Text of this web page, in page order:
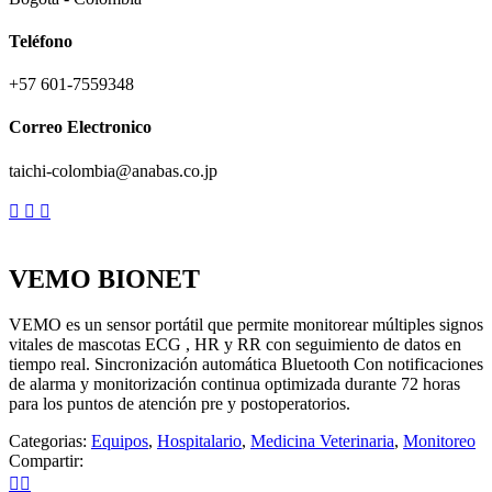
Teléfono
+57 601-7559348
Correo Electronico
taichi-colombia@anabas.co.jp
VEMO BIONET
VEMO es un sensor portátil que permite monitorear múltiples signos
vitales de mascotas ECG , HR y RR con seguimiento de datos en
tiempo real. Sincronización automática Bluetooth Con notificaciones
de alarma y monitorización continua optimizada durante 72 horas
para los puntos de atención pre y postoperatorios.
Categorias: Equipos, Hospitalario, Medicina Veterinaria, Monitoreo
Compartir: